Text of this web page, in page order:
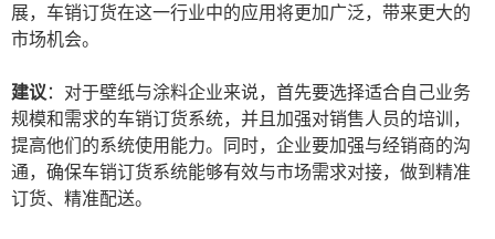
展，车销订货在这一行业中的应用将更加广泛，带来更大的
市场机会。
建议：对于壁纸与涂料企业来说，首先要选择适合自己业务
规模和需求的车销订货系统，并且加强对销售人员的培训，
提高他们的系统使用能力。同时，企业要加强与经销商的沟
通，确保车销订货系统能够有效与市场需求对接，做到精准
订货、精准配送。